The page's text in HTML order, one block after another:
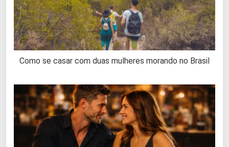
Como se casar com duas mulheres morando no Brasil